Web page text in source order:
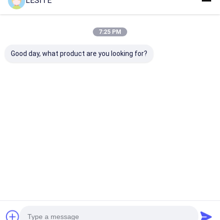
De Filter van de Hepazak
Geadviseerde Producten
7:25 PM
Good day, what product are you looking for?